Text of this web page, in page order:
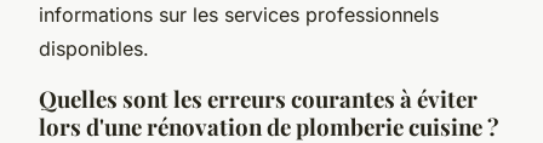
informations sur les services professionnels
disponibles.
Quelles sont les erreurs courantes à éviter
lors d'une rénovation de plomberie cuisine ?